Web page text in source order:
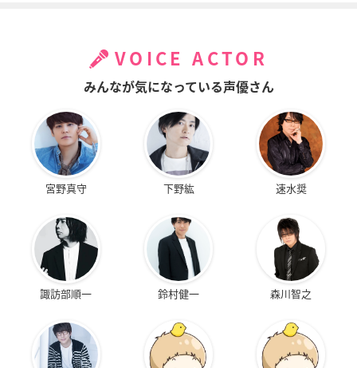
VOICE ACTOR
みんなが気になっている声優さん
宮野真守 下野紘 速水奨
諏訪部順一 鈴村健一 森川智之